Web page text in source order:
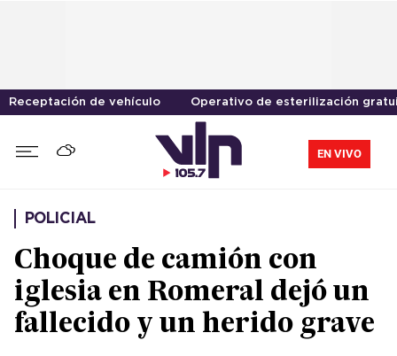
Receptación de vehículo Operativo de esterilización
EN VIVO
POLICIAL
Choque de camión con
iglesia en Romeral dejó un
fallecido y un herido grave